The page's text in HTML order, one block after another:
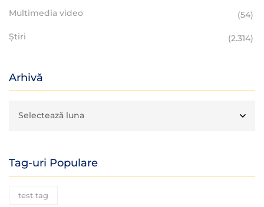
Multimedia video (54)
Știri (2.314)
Arhivă
Tag-uri Populare
test tag